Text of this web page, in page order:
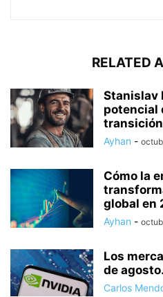
RELATED
Stanislav
potencial
Ayhan -
Cómo la
global en
Ayhan -
Los
de
Carlos